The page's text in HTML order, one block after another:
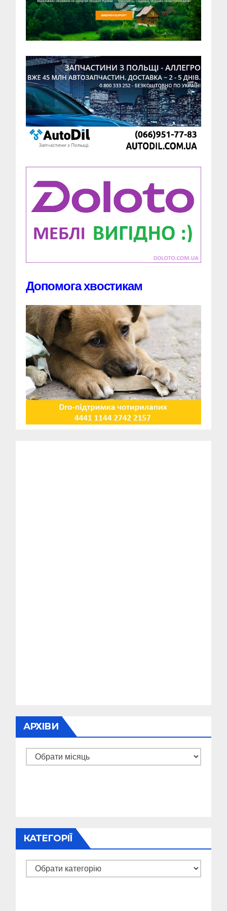
Допомога хвостикам
АРХІВИ
Архіви
КАТЕГОРІЇ
Категорії